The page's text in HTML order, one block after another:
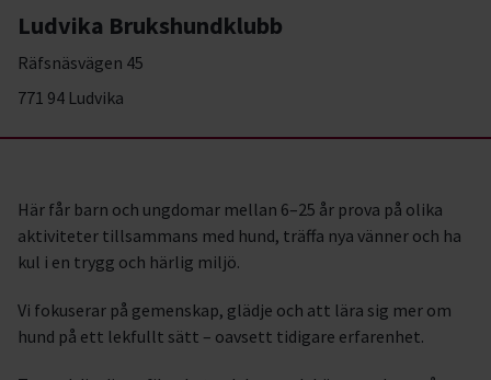
Ludvika Brukshundklubb
Räfsnäsvägen 45
771 94 Ludvika
Här får barn och ungdomar mellan 6–25 år prova på olika
aktiviteter tillsammans med hund, träffa nya vänner och ha
kul i en trygg och härlig miljö.
Vi fokuserar på gemenskap, glädje och att lära sig mer om
hund på ett lekfullt sätt – oavsett tidigare erfarenhet.